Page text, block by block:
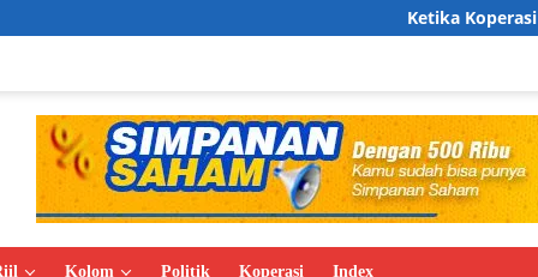
Ketika Koperasi Desa Merah
Kolom Politik Koperasi Index